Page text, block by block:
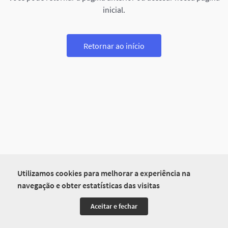
Utilizamos cookies para melhorar a experiência na
navegação e obter estatísticas das visitas
Aceitar e fechar
inicial.
Retornar ao início